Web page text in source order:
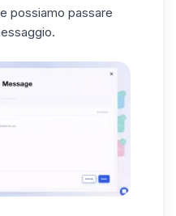
possiamo passare